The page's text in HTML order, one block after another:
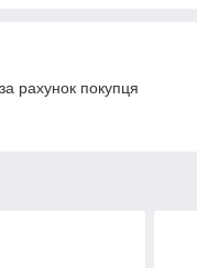
рахунок покупця